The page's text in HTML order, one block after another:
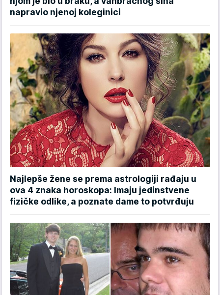
napravio njenoj koleginici
Najlepše žene se prema astrologiji rađaju u
ova 4 znaka horoskopa: Imaju jedinstvene
fizičke odlike, a poznate dame to potvrđuju